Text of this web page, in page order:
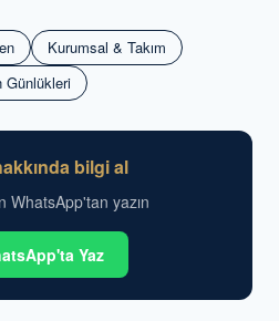
Kurumsal & Takım
Günlükleri
bilgi al
WhatsApp'tan yazın
Yaz